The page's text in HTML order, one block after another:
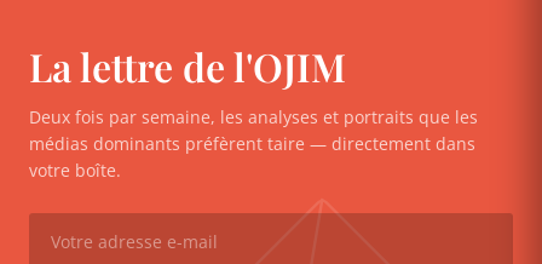
La lettre de l'OJIM
Deux fois par semaine, les analyses et portraits que les
médias dominants préfèrent taire — directement dans
votre boîte.